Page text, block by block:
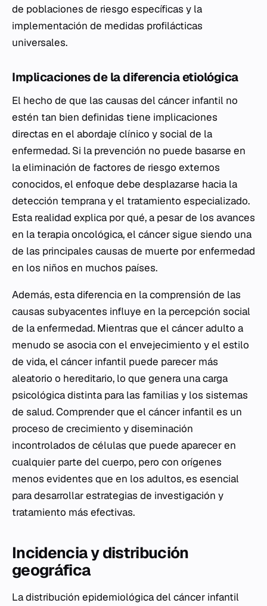
de poblaciones de riesgo específicas y la
implementación de medidas profilácticas
universales.
Implicaciones de la diferencia etiológica
El hecho de que las causas del cáncer infantil no
estén tan bien definidas tiene implicaciones
directas en el abordaje clínico y social de la
enfermedad. Si la prevención no puede basarse en
la eliminación de factores de riesgo externos
conocidos, el enfoque debe desplazarse hacia la
detección temprana y el tratamiento especializado.
Esta realidad explica por qué, a pesar de los avances
en la terapia oncológica, el cáncer sigue siendo una
de las principales causas de muerte por enfermedad
en los niños en muchos países.
Además, esta diferencia en la comprensión de las
causas subyacentes influye en la percepción social
de la enfermedad. Mientras que el cáncer adulto a
menudo se asocia con el envejecimiento y el estilo
de vida, el cáncer infantil puede parecer más
aleatorio o hereditario, lo que genera una carga
psicológica distinta para las familias y los sistemas
de salud. Comprender que el cáncer infantil es un
proceso de crecimiento y diseminación
incontrolados de células que puede aparecer en
cualquier parte del cuerpo, pero con orígenes
menos evidentes que en los adultos, es esencial
para desarrollar estrategias de investigación y
tratamiento más efectivas.
Incidencia y distribución
geográfica
La distribución epidemiológica del cáncer infantil